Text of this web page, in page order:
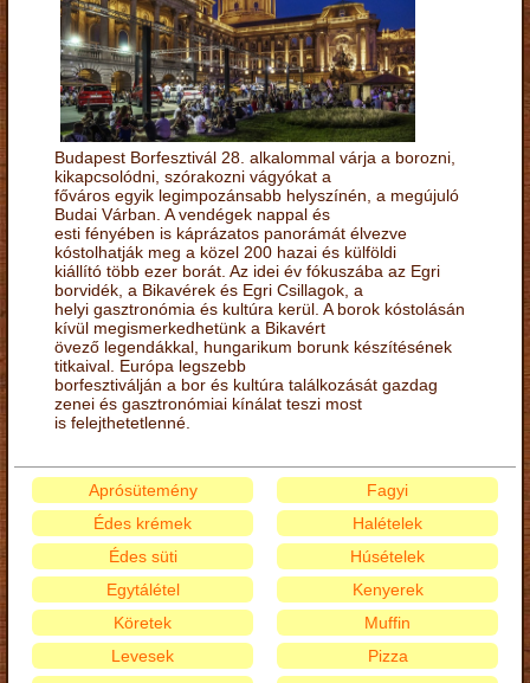
Budapest Borfesztivál 28. alkalommal várja a borozni,
kikapcsolódni, szórakozni vágyókat a
főváros egyik legimpozánsabb helyszínén, a megújuló
Budai Várban. A vendégek nappal és
esti fényében is káprázatos panorámát élvezve
kóstolhatják meg a közel 200 hazai és külföldi
kiállító több ezer borát. Az idei év fókuszába az Egri
borvidék, a Bikavérek és Egri Csillagok, a
helyi gasztronómia és kultúra kerül. A borok kóstolásán
kívül megismerkedhetünk a Bikavért
övező legendákkal, hungarikum borunk készítésének
titkaival. Európa legszebb
borfesztiválján a bor és kultúra találkozását gazdag
zenei és gasztronómiai kínálat teszi most
is felejthetetlenné.
Aprósütemény
Édes krémek
Édes süti
Egytálétel
Fagyi
Halételek
Húsételek
Kenyerek
Köretek
Levesek
Muffin
Pizza